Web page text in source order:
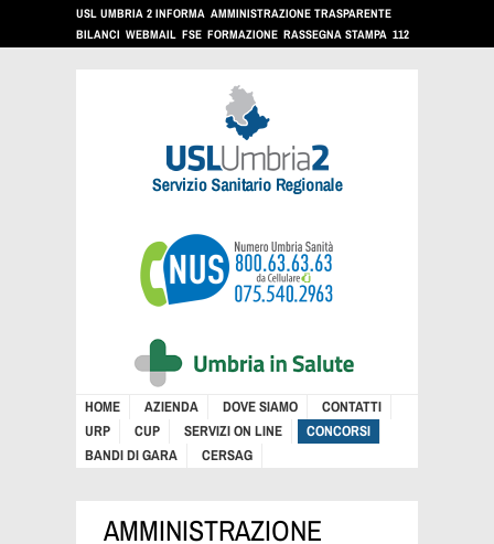
USL UMBRIA 2 INFORMA AMMINISTRAZIONE TRASPARENTE
BILANCI WEBMAIL FSE FORMAZIONE RASSEGNA STAMPA 112
HOME AZIENDA DOVE SIAMO
CONTATTI
URP
CUP SERVIZI ON LINE
CONCORSI
BANDI DI GARA
CERSAG
AMMINISTRAZIONE